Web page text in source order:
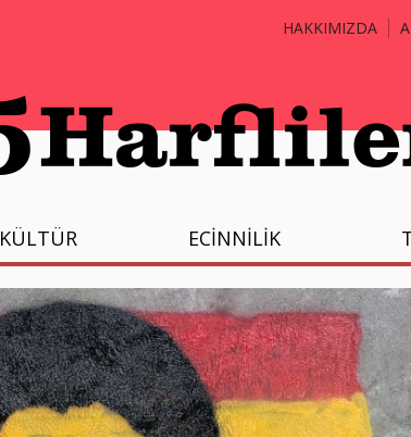
HAKKIMIZDA
KÜLTÜR ECİNNİLİK